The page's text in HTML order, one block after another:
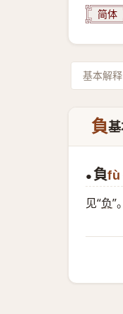
简体
基本解释
負
● 負fù
见“负”。